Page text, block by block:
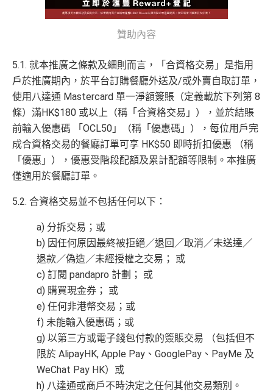
贊助內容
5.1. 就本推廣之條款及細則而言，「合資格交易」是指用
戶於推廣期內，於平台訂購餐廳外送及/或外賣自取訂單，
使用八達通 Mastercard 單一淨額簽賬（定義載於下列第 8
條）滿HK$180 或以上（稱「合資格交易」），並於結賬
前輸入優惠碼 「OCL50」（稱「優惠碼」），每位用戶完
成合資格交易的餐廳訂單可享 HK$50 即時折扣優惠 （稱
「優惠」），優惠受階段配額及累計配額等限制。本推廣
僅適用於餐廳訂單。
5.2. 合資格交易並不包括任何以下：
a) 分拆交易；或
b) 因任何原因最終被拒絕／退回／取消／未送達／
退款／偽造／未經授權之交易； 或
c) 訂閱 pandapro 計劃； 或
d) 購買現金券； 或
e) 任何非港幣交易；或
f) 未能輸入優惠碼；或
g) 以第三方或電子錢包付款的簽賬交易 （包括但不
限於 AlipayHK, Apple Pay、GooglePay、PayMe 及
WeChat Pay HK）或
h) 八達通或商戶不時決定之任何其他交易類別。